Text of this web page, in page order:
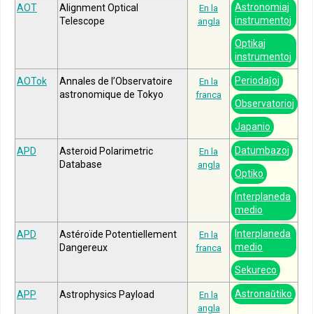
AOT
Alignment Optical
Telescope
En la
angla
Astronomiaj
instrumentoj
Optikaj
instrumentoj
AOTok
Annales de l’Observatoire
astronomique de Tokyo
En la
franca
Periodaĵoj
Observatorioj
Japanio
APD
Asteroid Polarimetric
Database
En la
angla
Datumbazoj
Optiko
Interplaneda
medio
APD
Astéroïde Potentiellement
Dangereux
En la
franca
Interplaneda
medio
Sekureco
APP Astrophysics Payload
En la
angla
Astronaŭtiko